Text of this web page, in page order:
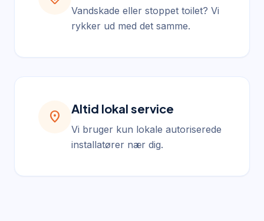
Vandskade eller stoppet toilet? Vi
rykker ud med det samme.
location_on
Altid lokal service
Vi bruger kun lokale autoriserede
installatører nær dig.